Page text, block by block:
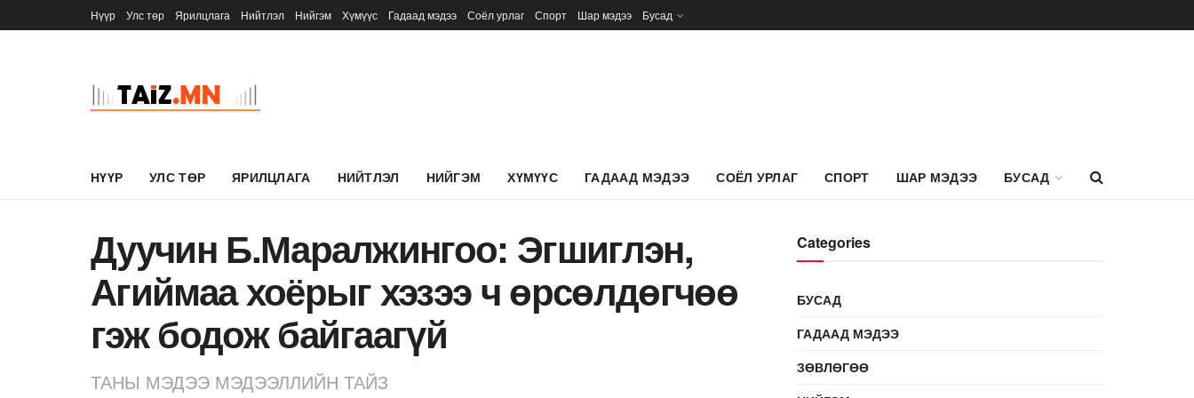
Нүүр Улс төр Ярилцлага Нийтлэл Нийгэм Хүмүүс Гадаад мэдээ Соёл урлаг Спорт Шар мэдээ Бусад
НҮҮР УЛС ТӨР ЯРИЛЦЛАГА НИЙТЛЭЛ НИЙГЭМ ХҮМҮҮС ГАДААД МЭДЭЭ СОЁЛ УРЛАГ СПОРТ ШАР МЭДЭЭ БУСАД
Дуучин Б.Маралжингоо: Эгшиглэн,
Агиймаа хоёрыг хэзээ ч өрсөлдөгчөө
гэж бодож байгаагүй
ТАНЫ МЭДЭЭ МЭДЭЭЛЛИЙН ТАЙЗ
Categories
БУСАД
ГАДААД МЭДЭЭ
ЗӨВЛӨГӨӨ